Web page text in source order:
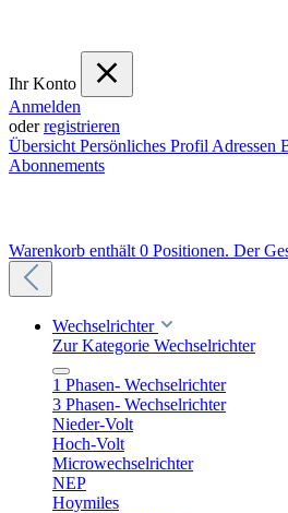
Ihr Konto
Anmelden
oderregistrieren
Übersicht Persönliches Profil Adressen
Abonnements
Warenkorb enthält 0 Positionen. Der
Wechselrichter
Zur Kategorie Wechselrichter
1 Phasen- Wechselrichter
3 Phasen- Wechselrichter
Nieder-Volt
Hoch-Volt
Microwechselrichter
NEP
Hoymiles